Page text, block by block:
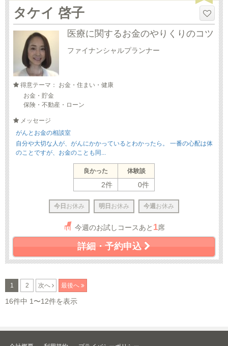
タケイ 啓子
医療に関するお金のやりくりのコツ
ファイナンシャルプランナー
得意テーマ： お金・住まい・健康
お金・貯金
保険・不動産・ローン
メッセージ
がんとお金の相談室
自分や大切な人が、がんにかかっているとわかったら。 一番の心配は体
のことですが、お金のことも同...
良かった 体験談
2件 0件
今日 お休み 明日 お休み 今週 お休み
今週のお試しコースあと 1席
詳細・予約申込
1 2 次へ 最後へ
16件中 1〜12件を表示